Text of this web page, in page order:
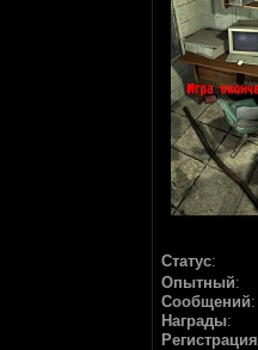
Статус:
Опытный:
Сообщений:
Награды:
Регистрация